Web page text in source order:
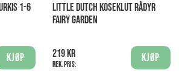
1-6
Kjøp
LITTLE DUTCH KOSEKLUT RÅDYR
FAIRY GARDEN
219 kr
Rek. pris:
Kjøp